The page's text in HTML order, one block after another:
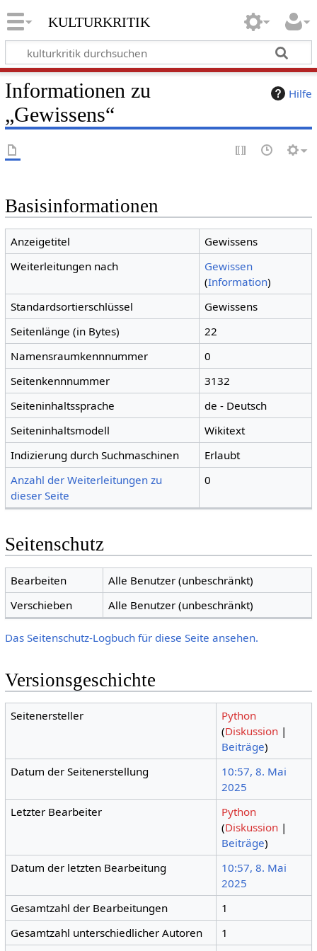
kulturkritik
Hilfe
Informationen zu
„Gewissens“
Basisinformationen
Anzeigetitel
Gewissens
Weiterleitungen nach
Gewissen
(Information)
Standardsortierschlüssel
Gewissens
Seitenlänge (in Bytes)
22
Namensraumkennnummer
0
Seitenkennnummer
3132
Seiteninhaltssprache
de - Deutsch
Seiteninhaltsmodell
Wikitext
Indizierung durch Suchmaschinen
Erlaubt
Anzahl der Weiterleitungen zu
dieser Seite
0
Seitenschutz
Bearbeiten
Alle Benutzer (unbeschränkt)
Verschieben
Alle Benutzer (unbeschränkt)
Das Seitenschutz-Logbuch für diese Seite ansehen.
Versionsgeschichte
Seitenersteller
Python
(Diskussion |
Beiträge)
Datum der Seitenerstellung
10:57, 8. Mai
2025
Letzter Bearbeiter
Python
(Diskussion |
Beiträge)
Datum der letzten Bearbeitung
10:57, 8. Mai
2025
Gesamtzahl der Bearbeitungen
1
Gesamtzahl unterschiedlicher Autoren
1